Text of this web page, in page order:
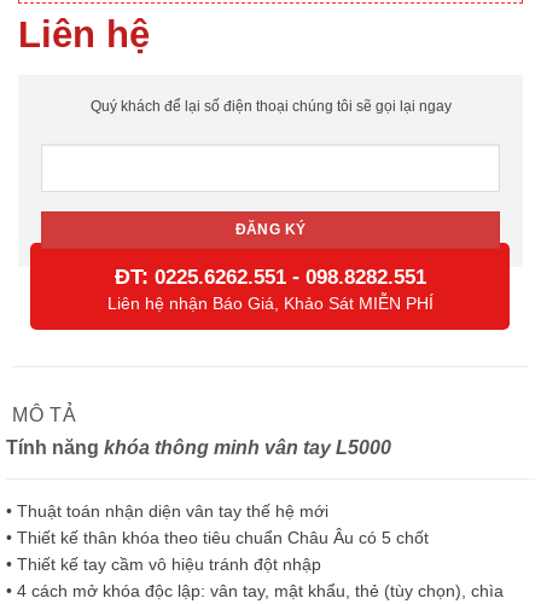
Liên hệ
Quý khách để lại số điện thoại chúng tôi sẽ gọi lại ngay
ĐT: 0225.6262.551 - 098.8282.551
Liên hệ nhận Báo Giá, Khảo Sát MIỄN PHÍ
MÔ TẢ
Tính năng khóa thông minh vân tay L5000
• Thuật toán nhận diện vân tay thế hệ mới
• Thiết kế thân khóa theo tiêu chuẩn Châu Âu có 5 chốt
• Thiết kế tay cầm vô hiệu tránh đột nhập
• 4 cách mở khóa độc lập: vân tay, mật khẩu, thẻ (tùy chọn), chìa